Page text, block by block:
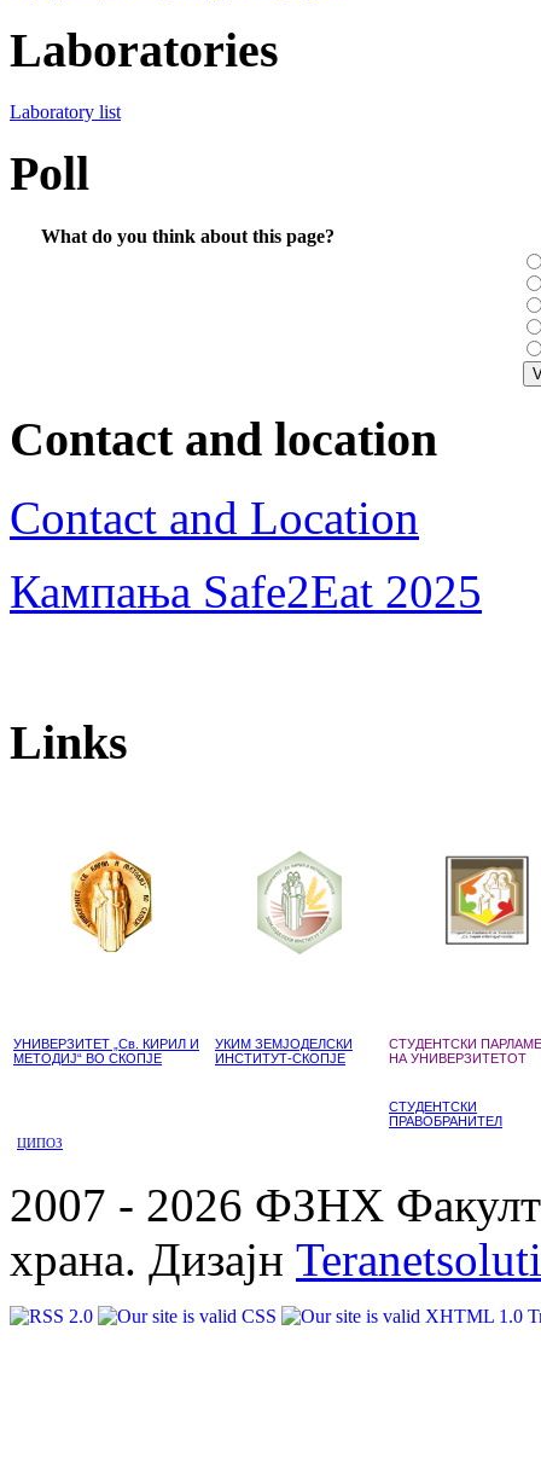
Laboratories
Laboratory list
Poll
What do you think about this page?
Contact and location
Contact and Location
Кампања Safe2Eat 2025
Links
УНИВЕРЗИТЕТ „Св. КИРИЛ И
МЕТОДИЈ“ ВО СКОПЈЕ
УКИМ ЗЕМЈОДЕЛСКИ
ИНСТИТУТ-СКОПЈЕ
СТУДЕНТСКИ
НА УНИВЕРЗИТЕТОТ
СТУДЕНТСКИ
ПРАВОБРАНИТЕЛ
ЦИПОЗ
2007 - 2026 ФЗНХ
храна. Дизајн